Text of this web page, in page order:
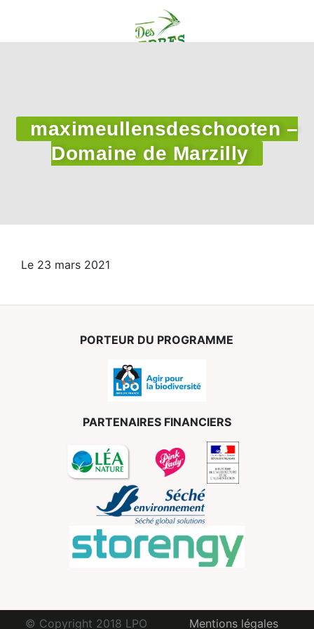
maximeullensdeschooten –
Domaine de Marzilly
Le 23 mars 2021
PORTEUR DU PROGRAMME
PARTENAIRES FINANCIERS
© Copyright 2018 LPO Mentions légales